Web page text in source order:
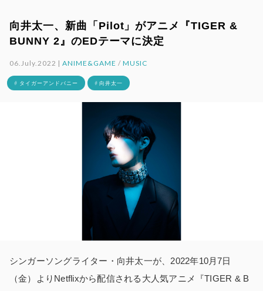
向井太一、新曲「Pilot」がアニメ『TIGER &
BUNNY 2』のEDテーマに決定
06.July.2022 |ANIME&GAME / MUSIC
# タイガーアンドバニー # 向井太一
シンガーソングライター・向井太一が、2022年10月7日
（金）よりNetflixから配信される大人気アニメ『TIGER & B